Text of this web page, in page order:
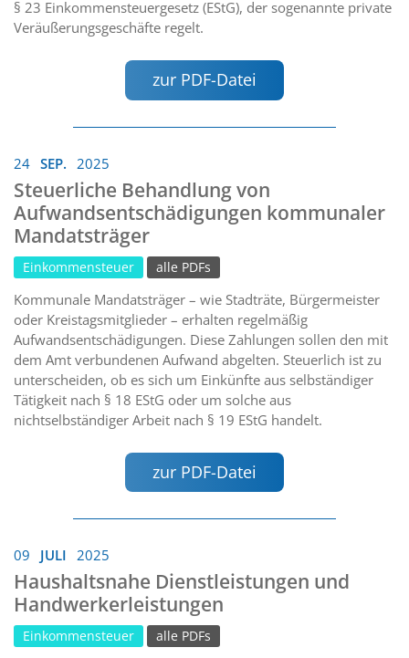
§ 23 Einkommensteuergesetz (EStG), der sogenannte private
Veräußerungsgeschäfte regelt.
zur PDF-Datei
24 SEP. 2025
Steuerliche Behandlung von
Aufwandsentschädigungen kommunaler
Mandatsträger
Einkommensteuer alle PDFs
Kommunale Mandatsträger – wie Stadträte, Bürgermeister
oder Kreistagsmitglieder – erhalten regelmäßig
Aufwandsentschädigungen. Diese Zahlungen sollen den mit
dem Amt verbundenen Aufwand abgelten. Steuerlich ist zu
unterscheiden, ob es sich um Einkünfte aus selbständiger
Tätigkeit nach § 18 EStG oder um solche aus
nichtselbständiger Arbeit nach § 19 EStG handelt.
zur PDF-Datei
09 JULI 2025
Haushaltsnahe Dienstleistungen und
Handwerkerleistungen
Einkommensteuer alle PDFs